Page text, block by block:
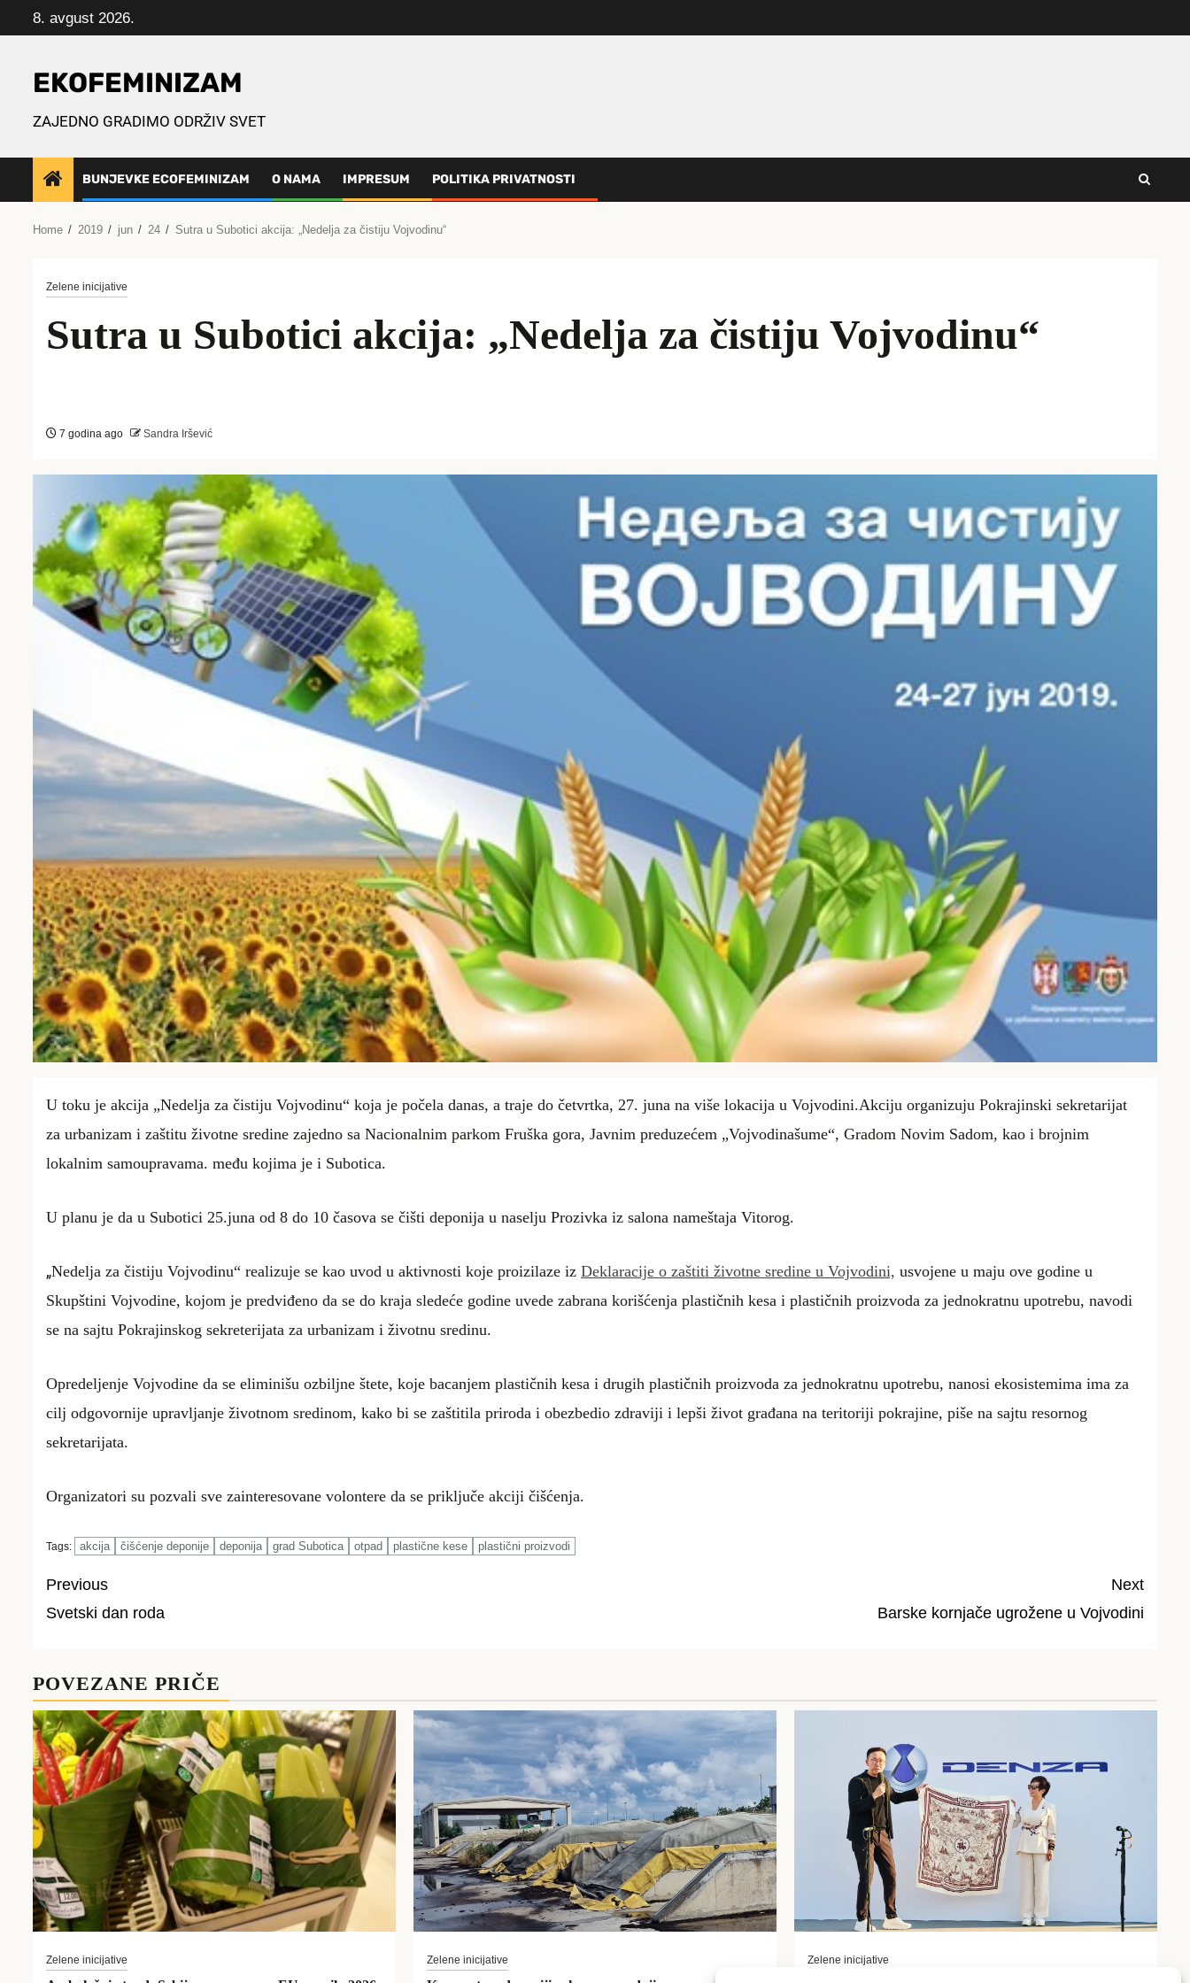
to
8. avgust 2026.
EKOFEMINIZAM
ZAJEDNO GRADIMO ODRŽIV SVET
BUNJEVKE ECOFEMINIZAM O NAMA IMPRESUM POLITIKA PRIVATNOSTI
Home 2019 jun 24 Sutra u Subotici akcija: „Nedelja za čistiju Vojvodinu“
Zelene inicijative
Sutra u Subotici akcija: „Nedelja za čistiju Vojvodinu“
7 godina ago Sandra Iršević
U toku je akcija „Nedelja za čistiju Vojvodinu“ koja je počela danas, a traje do četvrtka, 27. juna na više lokacija u Vojvodini.Akciju organizuju Pokrajinski sekretarijat
za urbanizam i zaštitu životne sredine zajedno sa Nacionalnim parkom Fruška gora, Javnim preduzećem „Vojvodinašume“, Gradom Novim Sadom, kao i brojnim
lokalnim samoupravama. među kojima je i Subotica.
U planu je da u Subotici 25.juna od 8 do 10 časova se čišti deponija u naselju Prozivka iz salona nameštaja Vitorog.
„Nedelja za čistiju Vojvodinu“ realizuje se kao uvod u aktivnosti koje proizilaze iz Deklaracije o zaštiti životne sredine u Vojvodini, usvojene u maju ove godine u
Skupštini Vojvodine, kojom je predviđeno da se do kraja sledeće godine uvede zabrana korišćenja plastičnih kesa i plastičnih proizvoda za jednokratnu upotrebu, navodi
se na sajtu Pokrajinskog sekreterijata za urbanizam i životnu sredinu.
Opredeljenje Vojvodine da se eliminišu ozbiljne štete, koje bacanjem plastičnih kesa i drugih plastičnih proizvoda za jednokratnu upotrebu, nanosi ekosistemima ima za
cilj odgovornije upravljanje životnom sredinom, kako bi se zaštitila priroda i obezbedio zdraviji i lepši život građana na teritoriji pokrajine, piše na sajtu resornog
sekretarijata.
Organizatori su pozvali sve zainteresovane volontere da se priključe akciji čišćenja.
Tags: akcija čišćenje deponije deponija grad Subotica otpad plastične kese plastični proizvodi
Post
Previous
Svetski dan roda
Next
Barske kornjače ugrožene u Vojvodini
POVEZANE PRIČE
Zelene inicijative Zelene inicijative Zelene inicijative